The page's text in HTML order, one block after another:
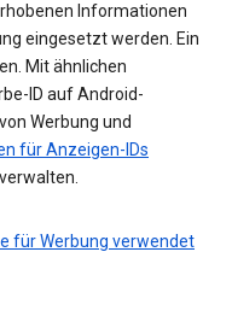
Informationen
eingesetzt werden. Ein
Mit ähnlichen
ID auf Android-
Werbung und
für Anzeigen-IDs
für Werbung verwendet